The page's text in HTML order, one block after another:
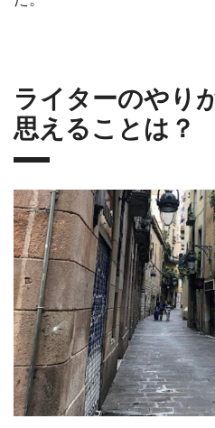
ライターのやり
思えることは？